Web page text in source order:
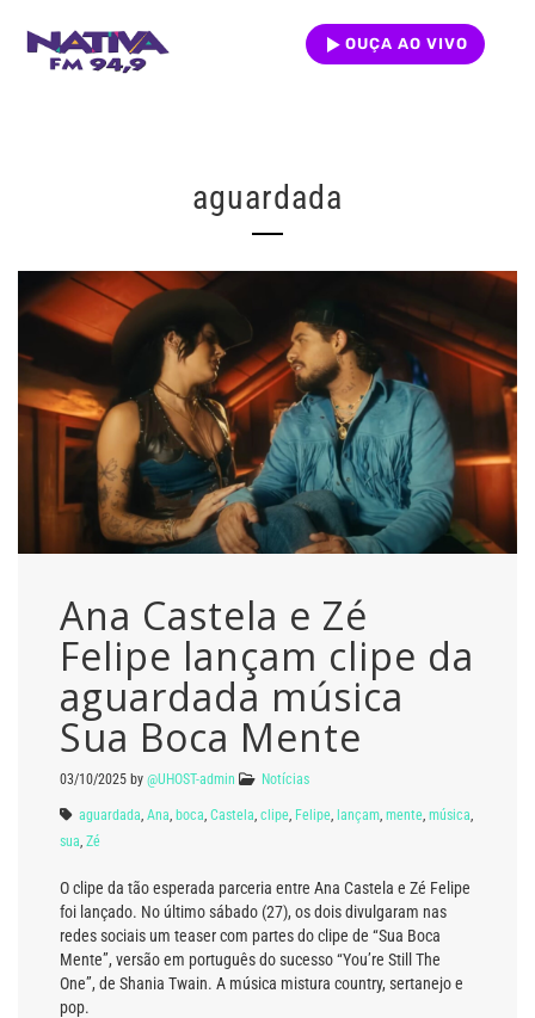
OUÇA AO VIVO
aguardada
Ana Castela e Zé
Felipe lançam clipe da
aguardada música
Sua Boca Mente
03/10/2025 by @UHOST-admin Notícias
aguardada Ana boca Castela clipe Felipe lançam mente música
sua Zé
O clipe da tão esperada parceria entre Ana Castela e Zé Felipe
foi lançado. No último sábado (27), os dois divulgaram nas
redes sociais um teaser com partes do clipe de “Sua Boca
Mente”, versão em português do sucesso “You’re Still The
One”, de Shania Twain. A música mistura country, sertanejo e
pop.